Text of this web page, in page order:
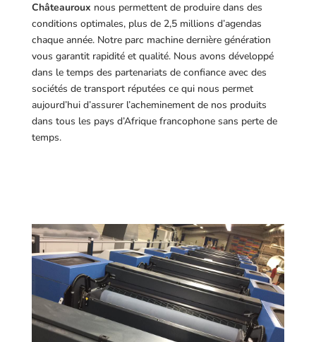
Châteauroux nous permettent de produire dans des
conditions optimales, plus de 2,5 millions d’agendas
chaque année. Notre parc machine dernière génération
vous garantit rapidité et qualité. Nous avons développé
dans le temps des partenariats de confiance avec des
sociétés de transport réputées ce qui nous permet
aujourd’hui d’assurer l’acheminement de nos produits
dans tous les pays d’Afrique francophone sans perte de
temps.